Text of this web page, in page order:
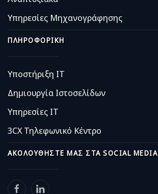
Υπηρεσίες Μηχανογράφησης
ΠΛΗΡΟΦΟΡΙΚΉ
Υποστήριξη IT
Δημιουργία Ιστοσελίδων
Υπηρεσίες IT
3CX Τηλεφωνικό Κέντρο
ΑΚΟΛΟΥΘΉΣΤΕ ΜΑΣ ΣΤΑ SOCIAL MEDIA